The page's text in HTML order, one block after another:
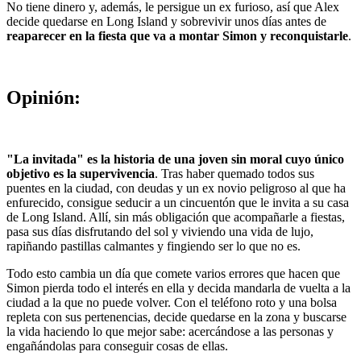
No tiene dinero y, además, le persigue un ex furioso, así que Alex
decide quedarse en Long Island y sobrevivir unos días antes de
reaparecer en la fiesta que va a montar Simon y reconquistarle.
Opinión:
"La invitada" es la historia de una joven sin moral cuyo único
objetivo es la supervivencia. Tras haber quemado todos sus
puentes en la ciudad, con deudas y un ex novio peligroso al que ha
enfurecido, consigue seducir a un cincuentón que le invita a su casa
de Long Island. Allí, sin más obligación que acompañarle a fiestas,
pasa sus días disfrutando del sol y viviendo una vida de lujo,
rapiñando pastillas calmantes y fingiendo ser lo que no es.
Todo esto cambia un día que comete varios errores que hacen que
Simon pierda todo el interés en ella y decida mandarla de vuelta a la
ciudad a la que no puede volver. Con el teléfono roto y una bolsa
repleta con sus pertenencias, decide quedarse en la zona y buscarse
la vida haciendo lo que mejor sabe: acercándose a las personas y
engañándolas para conseguir cosas de ellas.